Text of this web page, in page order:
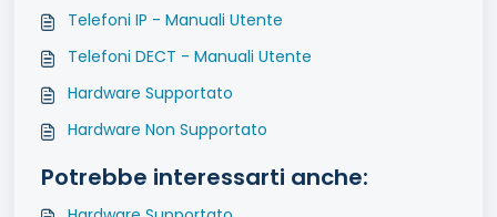
Telefoni IP - Manuali Utente
Telefoni DECT - Manuali Utente
Hardware Supportato
Hardware Non Supportato
Potrebbe interessarti anche: